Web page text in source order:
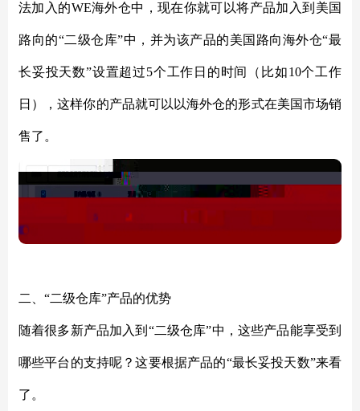
法加入的WE海外仓中，现在你就可以将产品加入到美国
路向的“二级仓库”中，并为该产品的美国路向海外仓“最
长妥投天数”设置超过5个工作日的时间（比如10个工作
日），这样你的产品就可以以海外仓的形式在美国市场销
售了。
二、 “二级仓库”产品的优势
随着很多新产品加入到 “二级仓库”中，这些产品能享受到
哪些平台的支持呢？这要根据产品的“最长妥投天数”来看
了。